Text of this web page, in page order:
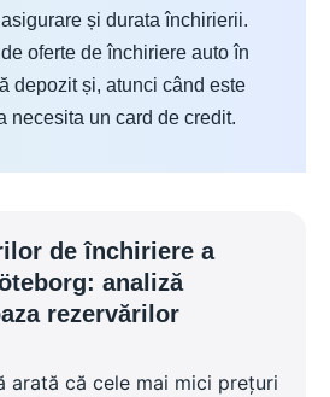
și durata închirierii.
oferte de închiriere auto în
depozit și, atunci când este
necesita un card de credit.
de închiriere a
analiză
rezervărilor
arată că cele mai mici prețuri